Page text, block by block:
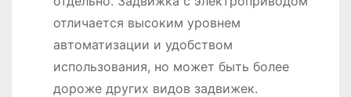
отличается высоким уровнем
автоматизации и удобством
использования, но может быть более
дороже других видов задвижек.